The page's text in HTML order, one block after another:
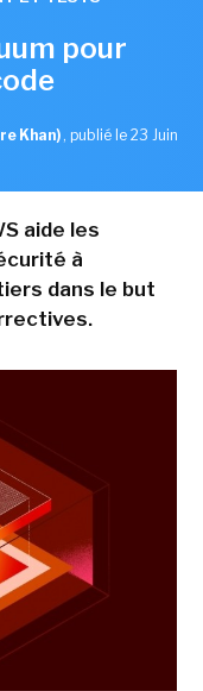
pour
Khan) , publié le 23 Juin
aide les
à
dans le but